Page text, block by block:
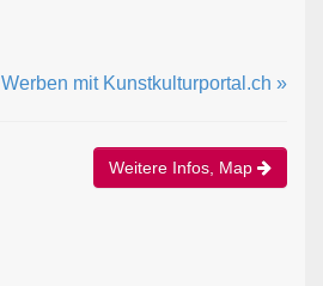
Werben mit Kunstkulturportal.ch »
Weitere Infos, Map